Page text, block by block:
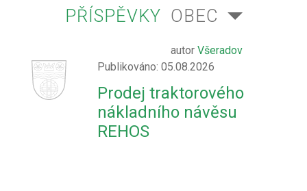
PŘÍSPĚVKY OBEC
autor Všeradov
Publikováno: 05.08.2026
Prodej traktorového
nákladního návěsu
REHOS